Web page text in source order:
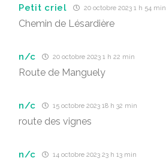
Petit criel 20 octobre 2023 1 h 54 min
Chemin de Lésardière
n/c 20 octobre 2023 1 h 22 min
Route de Manguely
n/c 15 octobre 2023 18 h 32 min
route des vignes
n/c 14 octobre 2023 23 h 13 min